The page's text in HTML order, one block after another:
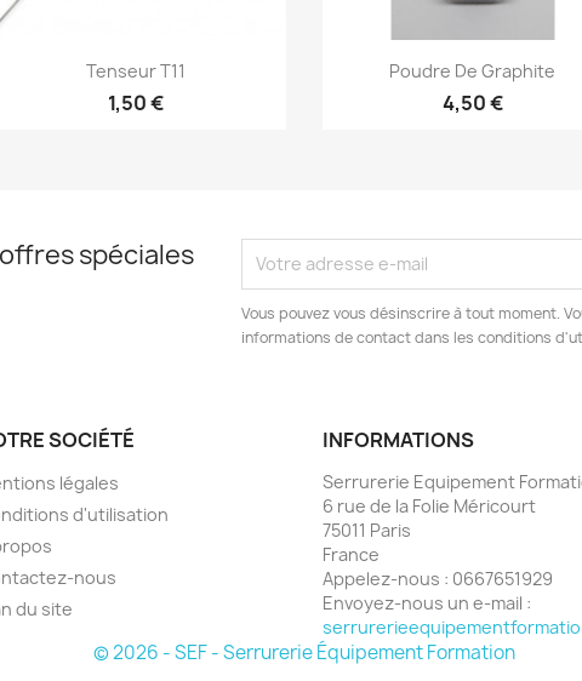
Aperçu rapide
Tenseur T11
1,50 €
Aperçu rapide
Poudre De Graphite
4,50 €
spéciales
Vous pouvez vous désinscrire à tout moment.
informations de contact dans les conditions
SOCIÉTÉ
légales
d'utilisation
nous
du site
INFORMATIONS
Serrurerie Equipement
6 rue de la Folie Méricourt
75011 Paris
France
Appelez-nous : 0667651929
Envoyez-nous un e-mail :
© 2026 - SEF - Serrurerie Équipement Formation